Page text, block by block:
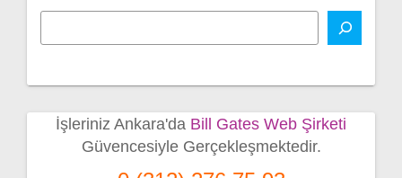
İşleriniz Ankara'da Bill Gates Web Şirketi
Güvencesiyle Gerçekleşmektedir.